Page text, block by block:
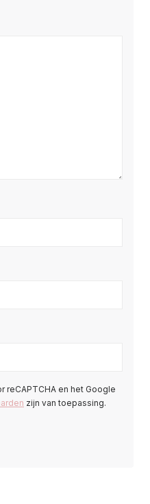
en het Google
zijn van toepassing.